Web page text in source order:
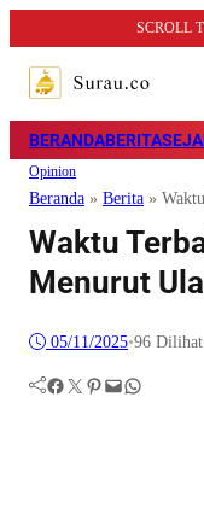
SCROLL
BERANDABERITA
Opinion
Beranda » Berita »
Waktu
Menurut
05/11/2025•96 Dilihat
Facebook Twitter Pinterest Mail WhatsApp